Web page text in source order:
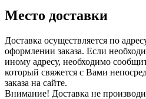
Место доставки
Доставка осуществляется по
оформлении заказа. Если
иному адресу, необходимо
который свяжется с Вами
заказа на сайте.
Внимание! Доставка не